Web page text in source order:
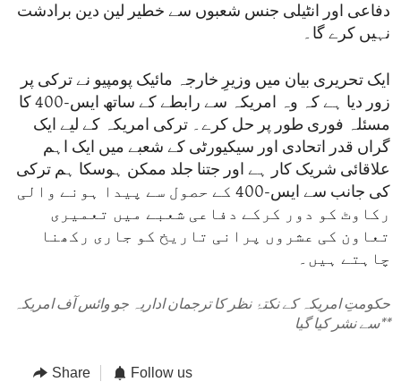
دفاعی اور انٹیلی جنس شعبوں سے خطیر لین دین برادشت
نہیں کرے گا۔
ایک تحریری بیان میں وزیرِ خارجہ مائیک پومپیو نے ترکی پر
زور دیا ہے کہ وہ امریکہ سے رابطے کے ساتھ ایس-400 کا
مسئلہ فوری طور پر حل کرے۔ ترکی امریکہ کے لیے ایک
گراں قدر اتحادی اور سیکیورٹی کے شعبے میں ایک اہم
علاقائی شریک کار ہے اور جتنا جلد ممکن ہوسکا ہم ترکی
کی جانب سے ایس-400 کے حصول سے پیدا ہونے والی
رکاوٹ کو دور کرکے دفاعی شعبے میں تعمیری
تعاون کی عشروں پرانی تاریخ کو جاری رکھنا
چاہتے ہیں۔
حکومتِ امریکہ کے نکتۂ نظر کا ترجمان اداریہ جو وائس آف امریکہ
سے نشر کیا گیا**
Share Follow us